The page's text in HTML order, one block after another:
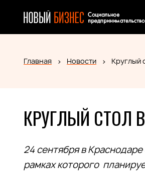
Главная Новости Круглый
КРУГЛЫЙ СТОЛ
24 сентября в
рамках которого